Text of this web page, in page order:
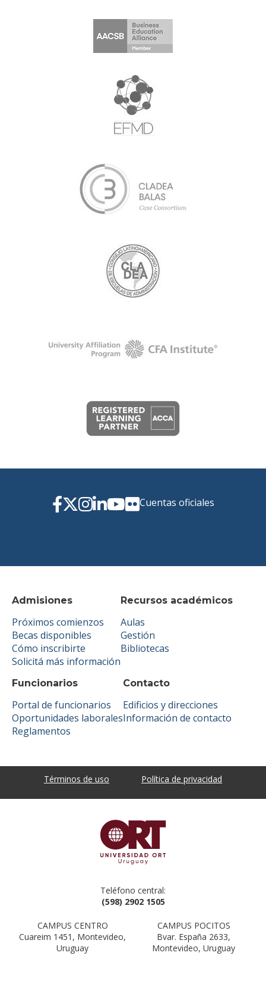
Admisiones
Próximos comienzos
Becas disponibles
Cómo inscribirte
Solicitá más información
Recursos académicos
Aulas
Gestión
Bibliotecas
Funcionarios
Portal de funcionarios
Oportunidades laborales
Reglamentos
Contacto
Edificios y direcciones
Información de contacto
Cuentas oficiales
Términos de uso Política de privacidad
Teléfono central:
(598) 2902 1505
CAMPUS CENTRO
Cuareim 1451, Montevideo,
Uruguay
CAMPUS POCITOS
Bvar. España 2633,
Montevideo, Uruguay